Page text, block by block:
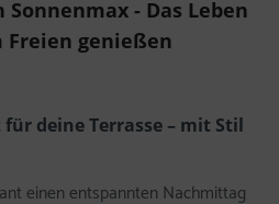
- Das Leben
genießen
deine Terrasse – mit Stil
einen entspannten Nachmittag